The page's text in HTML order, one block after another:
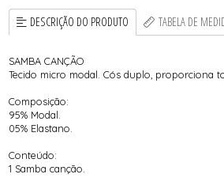
DESCRIÇÃO DO PRODUTO TABELA DE
SAMBA CANÇÃO
Tecido micro modal. Cós duplo, proporciona
Composição:
95% Modal.
05% Elastano.
Conteúdo:
1 Samba canção.